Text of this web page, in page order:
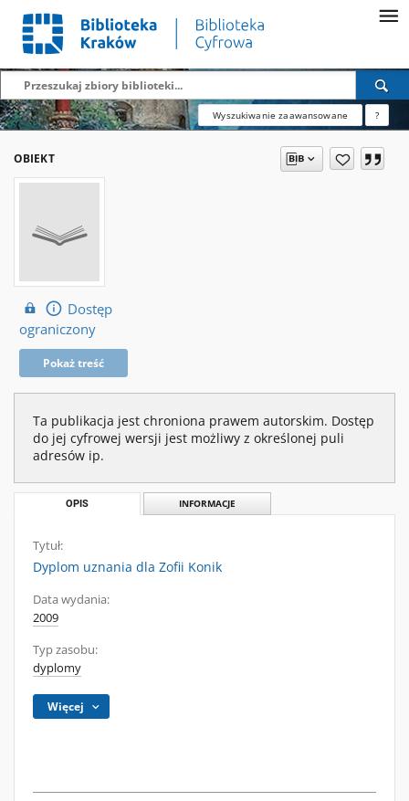
Wyszukiwanie zaawansowane ?
OBIEKT
Dostęp
ograniczony
Pokaż treść
Ta publikacja jest chroniona prawem autorskim. Dostęp
do jej cyfrowej wersji jest możliwy z określonej puli
adresów ip.
OPIS INFORMACJE
Tytuł:
Dyplom uznania dla Zofii Konik
Data wydania:
2009
Typ zasobu:
dyplomy
Więcej